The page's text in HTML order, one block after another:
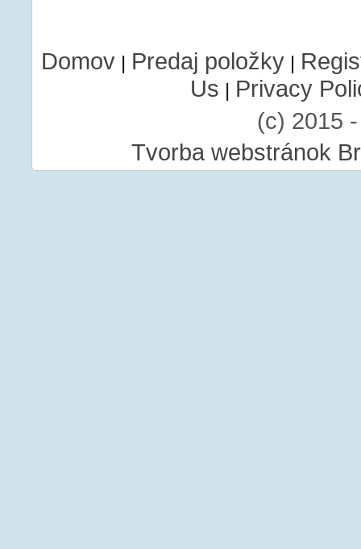
Domov | Predaj položky |
Us | Privacy
(c) 2015
Tvorba webstránok